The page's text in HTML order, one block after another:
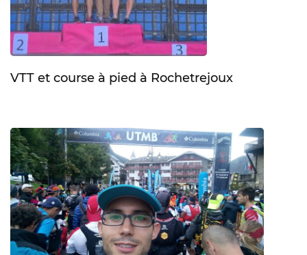
VTT et course à pied à Rochetrejoux